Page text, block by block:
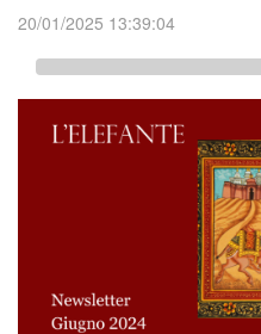
20/01/2025 13:39:04